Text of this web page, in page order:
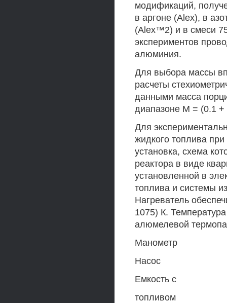
модификаций,
в аргоне (Alex), в
(Alex™2) и в смеси
экспериментов
алюминия.
Для выбора массы
расчеты
данными масса
диапазоне М = (0.1 +
Для
жидкого топлива
установка, схема
реактора в виде
установленной в
топлива и системы
Нагреватель
1075) К.
алюмелевой
Манометр
Насос
Емкость с
топливом